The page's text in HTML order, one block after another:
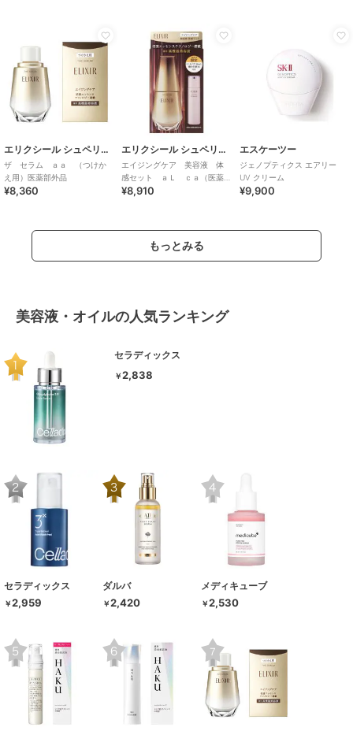
エリクシール シュペリエル
ザ セラム ａａ （つけか
え用）医薬部外品
¥8,360
エリクシール シュペリエル
エイジングケア 美容液 体
感セット ａＬ ｃａ（医薬
部外品）
¥8,910
エスケーツー
ジェノプティクス エアリー
UV クリーム
¥9,900
もっとみる
美容液・オイルの人気ランキング
セラディックス
￥2,838
セラディックス
￥2,959
ダルバ
￥2,420
メディキューブ
￥2,530